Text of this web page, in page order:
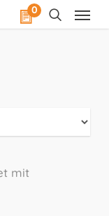
0
mit